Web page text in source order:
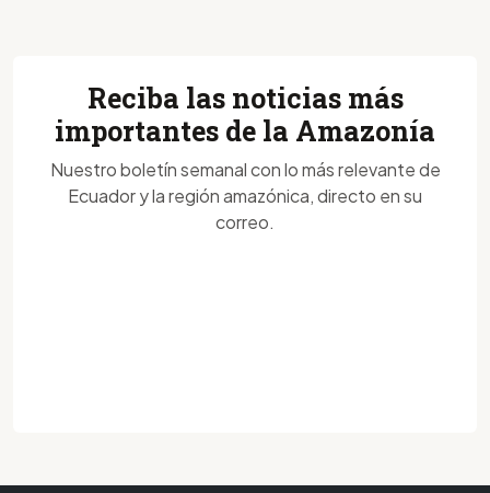
Reciba las noticias más
importantes de la Amazonía
Nuestro boletín semanal con lo más relevante de
Ecuador y la región amazónica, directo en su
correo.